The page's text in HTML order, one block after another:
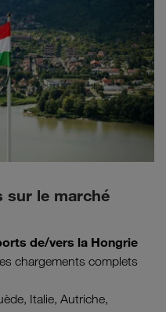
sur le marché
de/vers la Hongrie
chargements complets
Italie, Autriche,